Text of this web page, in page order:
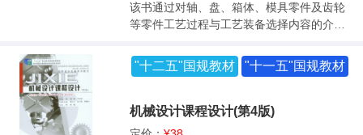
书适用于高职高专机械、机电类专业教材，
也可供从事机电工程工作的技术人员参考。
该书通过对轴、盘、箱体、模具零件及齿轮
等零件工艺过程与工艺装备选择内容的介
备知识有机地融为一体，并“教、学、做”一
体。教材打破了原有的学科体系，形成了新
用能力的培养。 本书在编写中力求反映新技
术、新工艺，结合生产实际，突出应用性，
"十二五"国规教材 "十一五"国规教材
机械设计课程设计(第4版)